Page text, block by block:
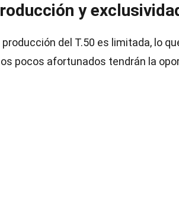
y
producción del T.50 es limitada, lo
pocos afortunados tendrán la